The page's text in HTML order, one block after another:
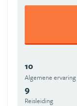
10
Algemene ervaring
9
Reisleiding